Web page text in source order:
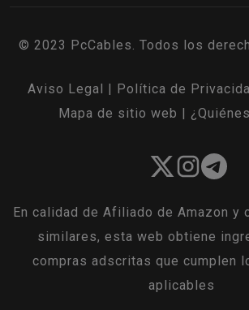
© 2023 PcCables. Todos los
Aviso Legal Política de
Mapa de sitio web
En calidad de Afiliado de Amazon y
similares, esta web obtiene
compras adscritas que cumplen
aplicables